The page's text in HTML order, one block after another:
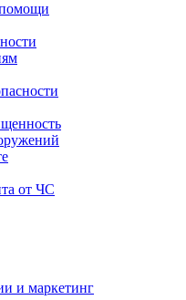
от ЧС
и маркетинг